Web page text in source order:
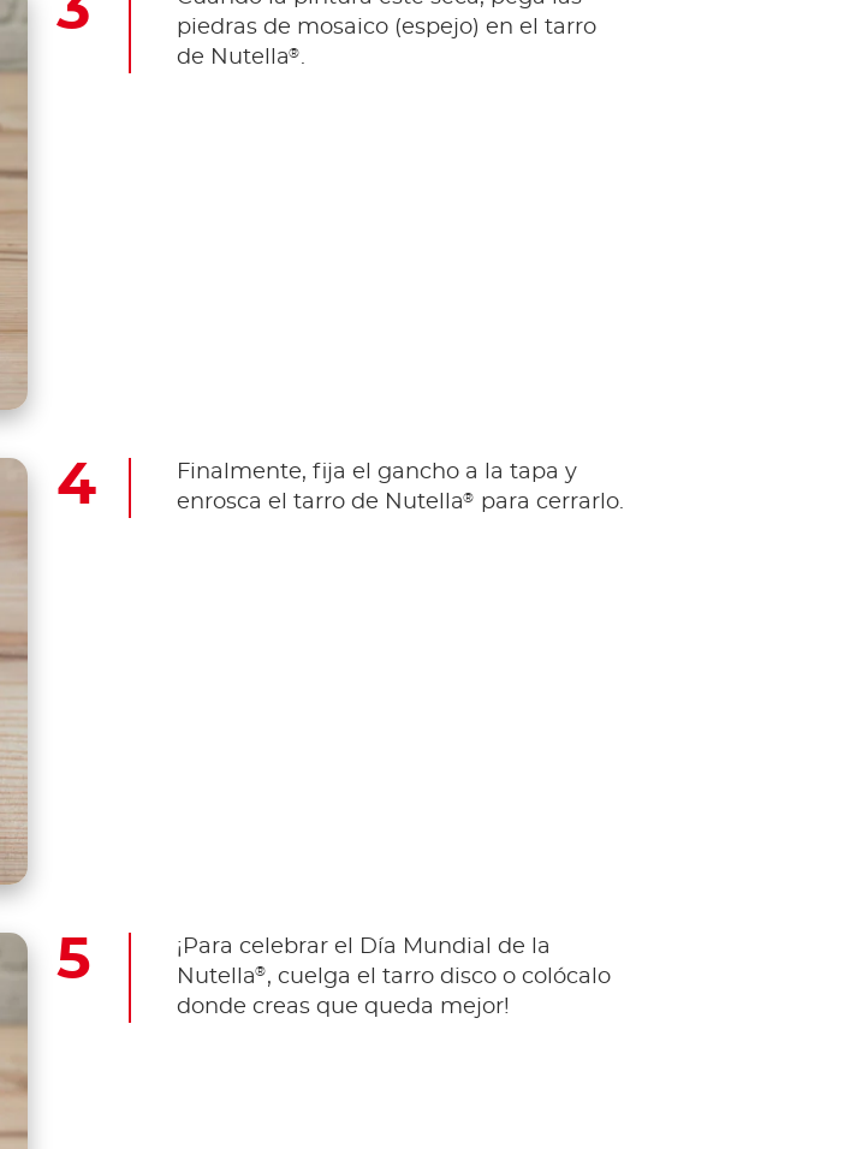
piedras de mosaico (espejo) en el tarro
de Nutella® .
Finalmente, fija el gancho a la tapa y
enrosca el tarro de Nutella® para cerrarlo.
¡Para celebrar el Día Mundial de la
Nutella® , cuelga el tarro disco o colócalo
donde creas que queda mejor!